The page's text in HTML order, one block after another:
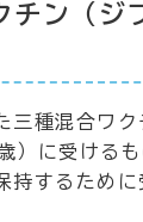
チン（ジ
三種混合ワク
）に受ける
持するため